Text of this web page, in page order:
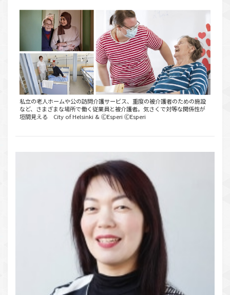
私立の老人ホームや公の訪問介護サービス、重度の被介護者のための施設
など、さまざまな場所で働く従業員と被介護者。気さくで対等な関係性が
垣間見える City of Helsinki & ⒸEsperi ⒸEsperi